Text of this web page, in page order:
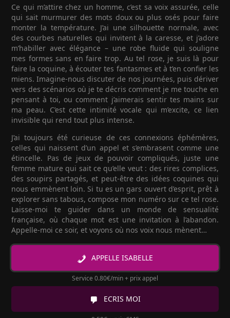
Ce qui m’attire chez un homme, c’est sa voix assurée, celle
qui sait murmurer des mots doux ou plus osés pour faire
monter la température. J’ai une silhouette normale, avec
des courbes naturelles qui invitent à la caresse, et j’adore
m’habiller avec élégance – une robe fluide qui souligne
mes formes sans en faire trop. Au tel rose, je suis là pour
faire la coquine, à écouter tes fantasmes et à t’en confier les
miens. Imagine-nous discuter de nos journées, puis dériver
vers des scénarios où je te décris comment je me touche en
pensant à toi, ou comment j’aimerais sentir tes mains sur
ma peau. C’est cette intimité vocale qui m’excite, ce lien
invisible qui rend tout plus intense.
J’ai toujours été curieuse de ces connexions éphémères,
celles qui naissent d’un appel et s’embrasent comme une
étincelle. Pas de jeux de pouvoir compliqués, juste une
femme mature qui sait ce qu’elle veut : des rires complices,
des soupirs partagés, et peut-être des idées coquines qui
nous emmènent loin. Si tu es un gars ouvert d’esprit, prêt à
explorer sans tabous, compose mon numéro sur ce tel rose.
Laisse-moi te guider dans un monde de sensualité
française, où chaque mot est une invitation à l’abandon.
Appelle-moi ce soir, et voyons où nos voix nous mènent…
APPELLE ISABELLE
Service 0.80€/min + prix appel
ECRIS MOI